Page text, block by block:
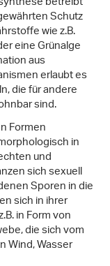
Schutz
wie z.B.
eine Grünalge
aus
erlaubt es
die für andere
sind.
Formen
in
und
sich sexuell
Sporen in die
sich in ihrer
in Form von
die sich vom
Wind, Wasser